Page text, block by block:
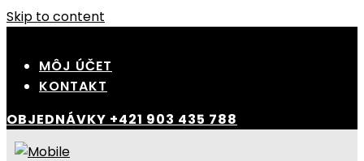
Skip to content
MÔJ ÚČET
KONTAKT
OBJEDNÁVKY +421 903 435 788